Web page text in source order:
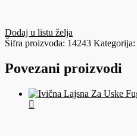
Dodaj u listu želja
Šifra proizvoda: 14243 Kategorija:
Povezani proizvodi